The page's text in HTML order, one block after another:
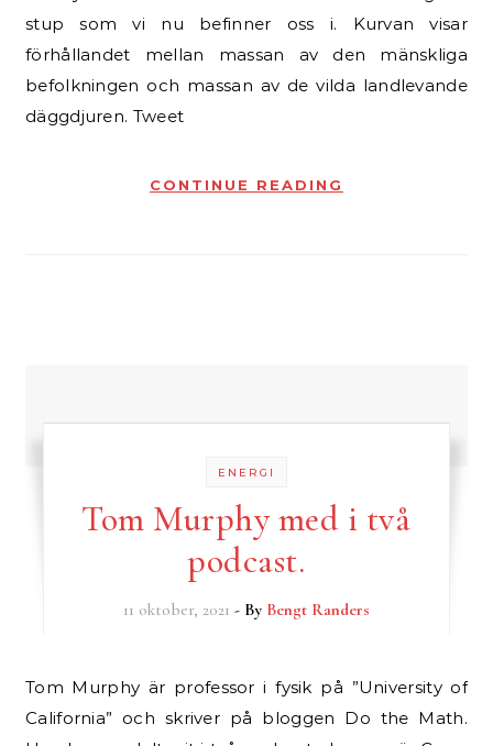
stup som vi nu befinner oss i. Kurvan visar
förhållandet mellan massan av den mänskliga
befolkningen och massan av de vilda landlevande
däggdjuren. Tweet
CONTINUE READING
ENERGI
Tom Murphy med i två
podcast.
11 oktober, 2021 - By Bengt Randers
Tom Murphy är professor i fysik på ”University of
California” och skriver på bloggen Do the Math.